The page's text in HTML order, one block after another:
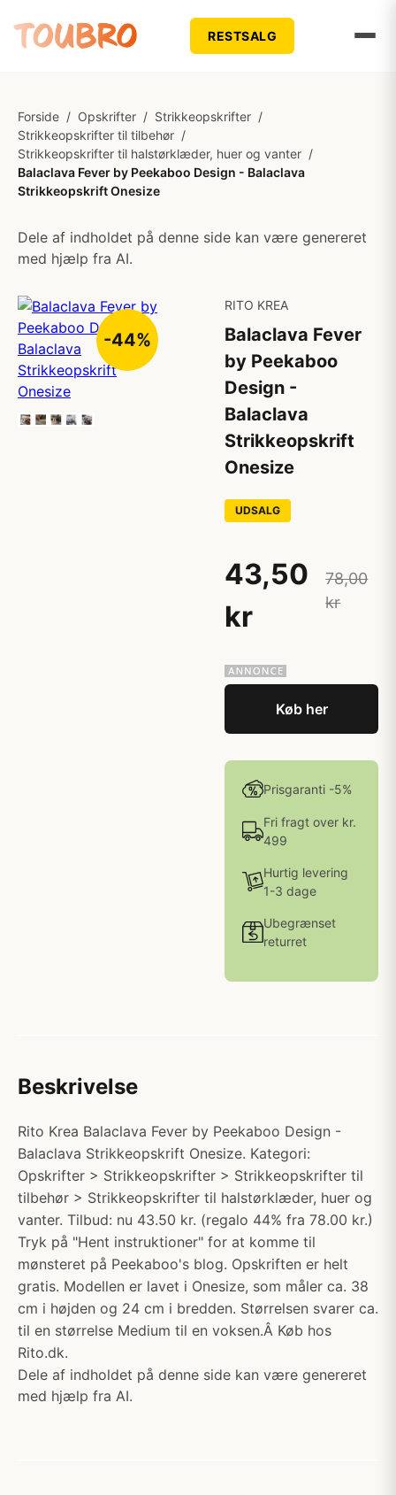
RESTSALG
Forside / Opskrifter / Strikkeopskrifter /
Strikkeopskrifter til tilbehør /
Strikkeopskrifter til halstørklæder, huer og vanter /
Balaclava Fever by Peekaboo Design - Balaclava
Strikkeopskrift Onesize
Dele af indholdet på denne side kan være genereret
med hjælp fra AI.
-44%
RITO KREA
Balaclava Fever
by Peekaboo
Design -
Balaclava
Strikkeopskrift
Onesize
UDSALG
43,50
kr
78,00
kr
Køb her
Prisgaranti -5%
Fri fragt over kr.
499
Hurtig levering
1-3 dage
Ubegrænset
returret
Beskrivelse
Rito Krea Balaclava Fever by Peekaboo Design -
Balaclava Strikkeopskrift Onesize. Kategori:
Opskrifter > Strikkeopskrifter > Strikkeopskrifter til
tilbehør > Strikkeopskrifter til halstørklæder, huer og
vanter. Tilbud: nu 43.50 kr. (regalo 44% fra 78.00 kr.)
Tryk på "Hent instruktioner" for at komme til
mønsteret på Peekaboo's blog. Opskriften er helt
gratis. Modellen er lavet i Onesize, som måler ca. 38
cm i højden og 24 cm i bredden. Størrelsen svarer ca.
til en størrelse Medium til en voksen.Â Køb hos
Rito.dk.
Dele af indholdet på denne side kan være genereret
med hjælp fra AI.